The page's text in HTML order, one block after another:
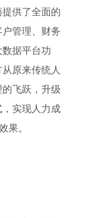
供了全面的
管理、财务
据平台功
原来传统人
飞跃，升级
实现人力成
果。